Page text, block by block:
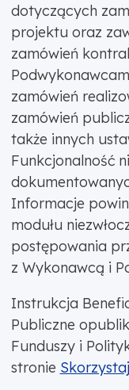
dotyczących
projektu oraz
zamówień
zamówień
zamówień
także innych
Funkcjonalność
Informacje
modułu
postępowania
z Wykonawcą i
Instrukcja
Publiczne
Funduszy i
stronie